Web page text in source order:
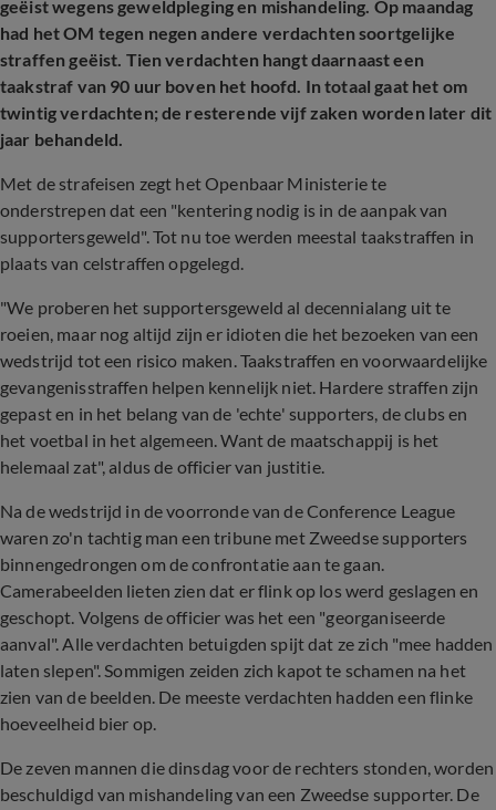
geëist wegens geweldpleging en mishandeling. Op maandag
had het OM tegen negen andere verdachten soortgelijke
straffen geëist. Tien verdachten hangt daarnaast een
taakstraf van 90 uur boven het hoofd. In totaal gaat het om
twintig verdachten; de resterende vijf zaken worden later dit
jaar behandeld.
Met de strafeisen zegt het Openbaar Ministerie te
onderstrepen dat een "kentering nodig is in de aanpak van
supportersgeweld". Tot nu toe werden meestal taakstraffen in
plaats van celstraffen opgelegd.
"We proberen het supportersgeweld al decennialang uit te
roeien, maar nog altijd zijn er idioten die het bezoeken van een
wedstrijd tot een risico maken. Taakstraffen en voorwaardelijke
gevangenisstraffen helpen kennelijk niet. Hardere straffen zijn
gepast en in het belang van de 'echte' supporters, de clubs en
het voetbal in het algemeen. Want de maatschappij is het
helemaal zat", aldus de officier van justitie.
Na de wedstrijd in de voorronde van de Conference League
waren zo'n tachtig man een tribune met Zweedse supporters
binnengedrongen om de confrontatie aan te gaan.
Camerabeelden lieten zien dat er flink op los werd geslagen en
geschopt. Volgens de officier was het een "georganiseerde
aanval". Alle verdachten betuigden spijt dat ze zich "mee hadden
laten slepen". Sommigen zeiden zich kapot te schamen na het
zien van de beelden. De meeste verdachten hadden een flinke
hoeveelheid bier op.
De zeven mannen die dinsdag voor de rechters stonden, worden
beschuldigd van mishandeling van een Zweedse supporter. De